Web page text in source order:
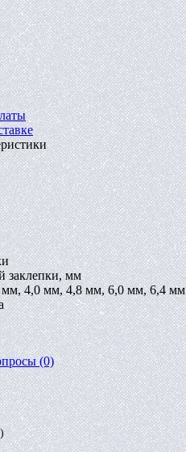
заклепки, мм
4,0 мм, 4,8 мм, 6,0 мм, 6,4 мм
(0)